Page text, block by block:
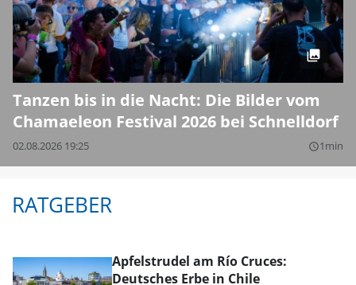
Tanzen bis in die Nacht: Die Bilder vom
Chamaeleon Festival 2026 bei Schnelldorf
02.08.2026 19:25 query_builder1min
RATGEBER
Apfelstrudel am Río Cruces:
Deutsches Erbe in Chile